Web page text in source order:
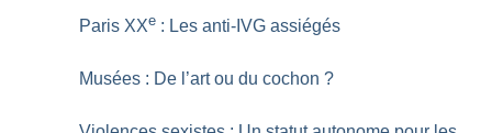
Paris XXe : Les anti-IVG assiégés
Musées : De l’art ou du cochon ?